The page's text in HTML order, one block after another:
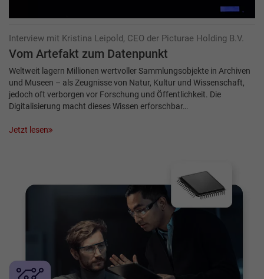
Interview mit Kristina Leipold, CEO der Picturae Holding B.V.
Vom Artefakt zum Datenpunkt
Weltweit lagern Millionen wertvoller Sammlungsobjekte in Archiven
und Museen – als Zeugnisse von Natur, Kultur und Wissenschaft,
jedoch oft verborgen vor Forschung und Öffentlichkeit. Die
Digitalisierung macht dieses Wissen erforschbar…
Jetzt lesen